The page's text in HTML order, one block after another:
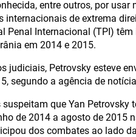
entre outros, por
internacionais de extrema
Penal Internacional (TPI)
em 2014 e 2015.
judiciais, Petrovsky esteve
segundo a agência de
que Yan Petrovsky
de 2014 a agosto de 2015
dos combates ao lado